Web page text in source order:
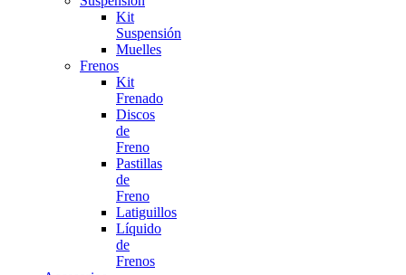
Kit
Suspensión
Muelles
Frenos
Kit
Frenado
Discos
de
Freno
Pastillas
de
Freno
Latiguillos
Líquido
de
Frenos